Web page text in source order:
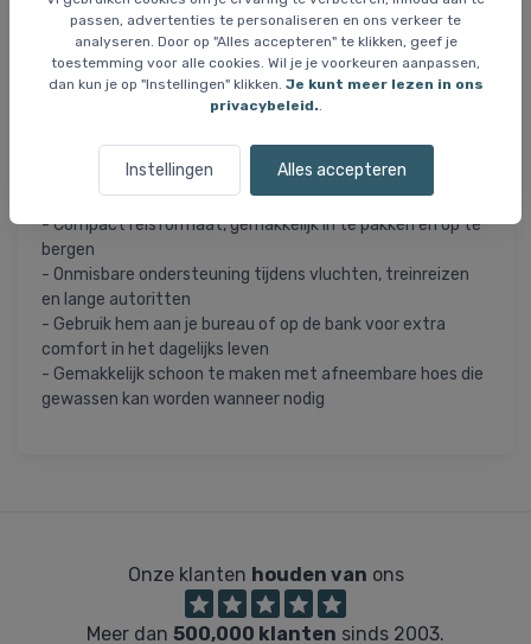
passen, advertenties te personaliseren en ons verkeer te
analyseren. Door op "Alles accepteren" te klikken, geef je
toestemming voor alle cookies. Wil je je voorkeuren aanpassen,
dan kun je op "Instellingen" klikken. Je kunt meer lezen in ons
privacybeleid..
Instellingen Alles accepteren
- Afneembare hoes van zacht, wasbaar velours
katoen/polyestermix
- Milieuvriendelijk comfort, vrij van fluorkoolstoffen en
geproduceerd met aandacht voor dierenwelzijn
voorkomt dat het hoofd naar voren of opzij valt
- Stabiliteit in alle posities, ideaal voor zowel rechtop
liggen als achteroverleunen
- Compact reisformaat, gemakkelijk in te pakken en op te
bergen
- Onmisbare ondersteuning tijdens vluchten, treinreizen
en lange autoritten
- Gebruik hem aan je bureau of op de bank voor extra
comfort in het dagelijks leven
- Gemakkelijk schoon te maken met afneembare hoes die
gewassen kan worden wanneer nodig
Onze klanten houden van ons
Meer dan 500,000 klanten sinds 2003.